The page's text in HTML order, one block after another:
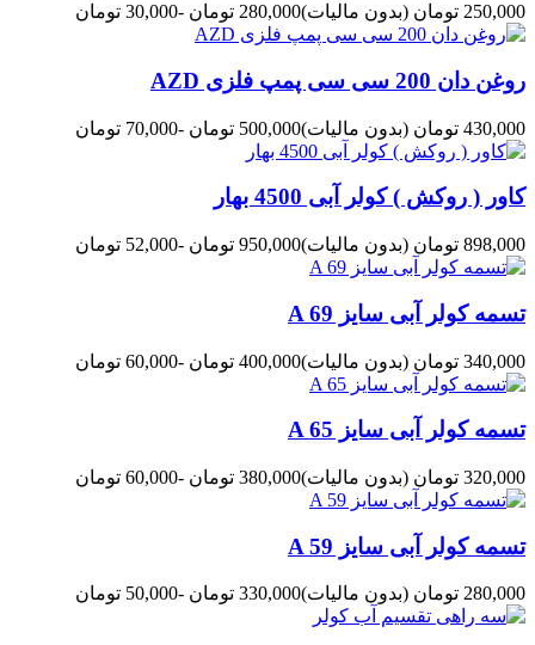
250,000 تومان (بدون مالیات)280,000 تومان -30,000 تومان
روغن دان 200 سی سی پمپ فلزی AZD
430,000 تومان (بدون مالیات)500,000 تومان -70,000 تومان
کاور ( روکش ) کولر آبی 4500 بهار
898,000 تومان (بدون مالیات)950,000 تومان -52,000 تومان
تسمه کولر آبی سایز A 69
340,000 تومان (بدون مالیات)400,000 تومان -60,000 تومان
تسمه کولر آبی سایز A 65
320,000 تومان (بدون مالیات)380,000 تومان -60,000 تومان
تسمه کولر آبی سایز A 59
280,000 تومان (بدون مالیات)330,000 تومان -50,000 تومان